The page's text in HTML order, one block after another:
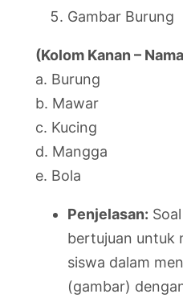
Gambar Burung
(Kolom Kanan –
a. Burung
b. Mawar
c. Kucing
d. Mangga
e. Bola
Penjelasan:
bertujuan untuk
siswa dalam
(gambar)